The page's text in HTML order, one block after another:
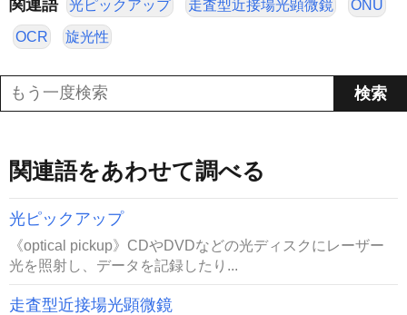
関連語 光ピックアップ 走査型近接場光顕微鏡 ONU
OCR 旋光性
関連語をあわせて調べる
光ピックアップ
《optical pickup》CDやDVDなどの光ディスクにレーザー
光を照射し、データを記録したり...
走査型近接場光顕微鏡